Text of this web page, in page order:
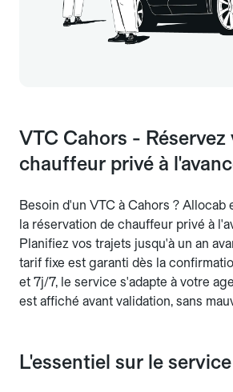
VTC Cahors - Réservez
chauffeur privé à
Besoin d'un VTC à Cahors ? Allocab
la réservation de chauffeur privé à
Planifiez vos trajets jusqu'à un an
tarif fixe est garanti dès la
et 7j/7, le service s'adapte à votre
est affiché avant validation, sans
L'essentiel sur le